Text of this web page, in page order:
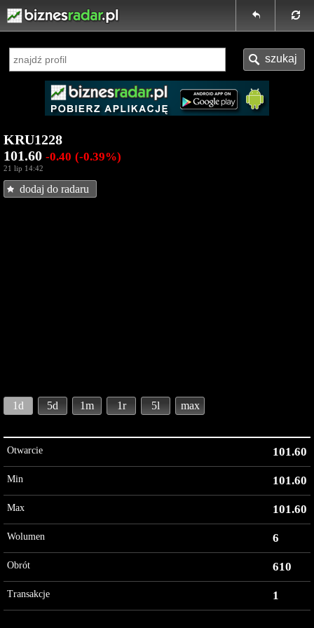
KRU1228
101.60 -0.40 (-0.39%)
21 lip 14:42
dodaj do radaru
1d 5d 1m 1r 5l max
Otwarcie 101.60
Min 101.60
Max 101.60
Wolumen 6
Obrót 610
Transakcje 1